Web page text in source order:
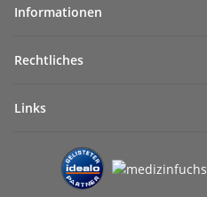
Informationen
Rechtliches
Links